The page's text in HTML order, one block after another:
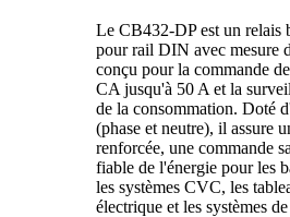
Le CB432-DP est un relais
pour rail DIN avec mesure
conçu pour la commande
CA jusqu'à 50 A et la
de la consommation. Doté
(phase et neutre), il assure
renforcée, une commande
fiable de l'énergie pour les
les systèmes CVC, les
électrique et les systèmes